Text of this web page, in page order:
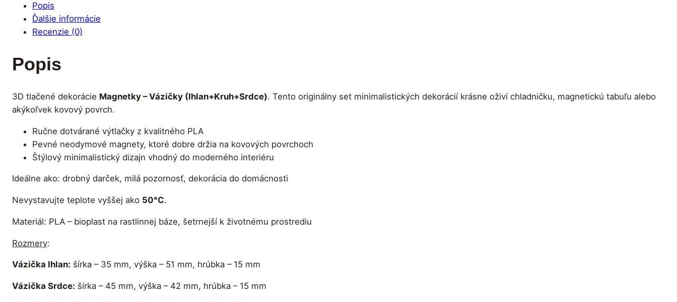
Popis
Ďalšie informácie
Recenzie (0)
Popis
3D tlačené dekorácie Magnetky – Vázičky (Ihlan+Kruh+Srdce). Tento originálny set minimalistických dekorácií krásne oživí chladničku, magnetickú tabuľu alebo
akýkoľvek kovový povrch.
Ručne dotvárané výtlačky z kvalitného PLA
Pevné neodymové magnety, ktoré dobre držia na kovových povrchoch
Štýlový minimalistický dizajn vhodný do moderného interiéru
Ideálne ako: drobný darček, milá pozornosť, dekorácia do domácnosti
Nevystavujte teplote vyššej ako 50°C.
Materiál: PLA – bioplast na rastlinnej báze, šetrnejší k životnému prostrediu
Rozmery:
Vázička Ihlan: šírka – 35 mm, výška – 51 mm, hrúbka – 15 mm
Vázička Srdce: šírka – 45 mm, výška – 42 mm, hrúbka – 15 mm